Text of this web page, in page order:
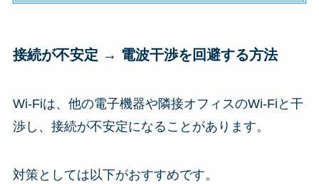
接続が不安定 → 電波干渉を回避する方法
Wi-Fiは、他の電子機器や隣接オフィスのWi-Fiと干
渉し、接続が不安定になることがあります。
対策としては以下がおすすめです。